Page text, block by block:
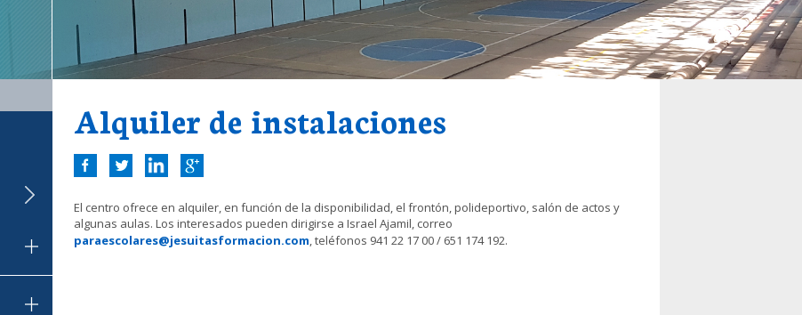
Alquiler de instalaciones
El centro ofrece en alquiler, en función de la disponibilidad, el frontón, polideportivo, salón de actos y
algunas aulas. Los interesados pueden dirigirse a Israel Ajamil, correo
paraescolares@jesuitasformacion.com, teléfonos 941 22 17 00 / 651 174 192.